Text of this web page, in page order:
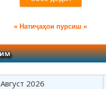
» Натиҷаҳои пурсиш «
Август 2026